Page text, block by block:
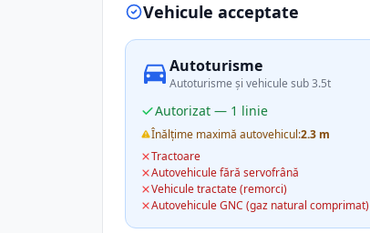
Vehicule acceptate
Autoturisme
Autoturisme și vehicule sub 3.5t
Autorizat — 1 linie
Înălțime maximă autovehicul:2.3 m
Tractoare
Autovehicule fără servofrână
Vehicule tractate (remorci)
Autovehicule GNC (gaz natural comprimat)